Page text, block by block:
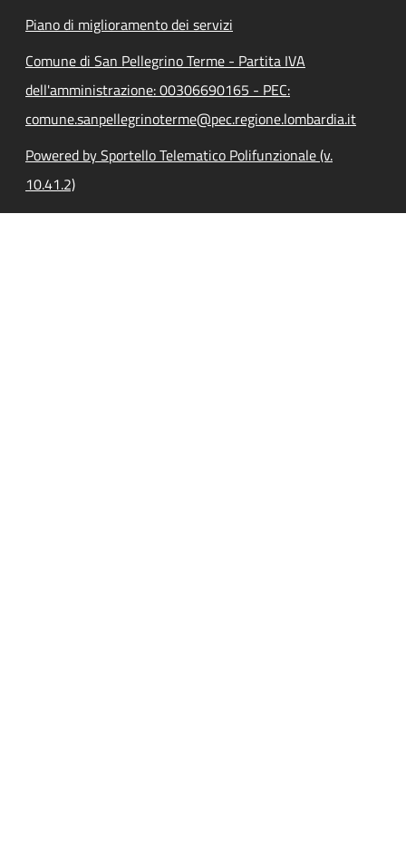
Piano di miglioramento dei servizi
Comune di San Pellegrino Terme - Partita IVA
dell'amministrazione: 00306690165 - PEC:
comune.sanpellegrinoterme@pec.regione.lombardia.it
Powered by Sportello Telematico Polifunzionale (v.
10.41.2)